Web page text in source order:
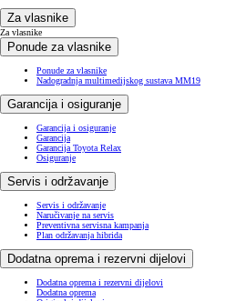
Za vlasnike
Za vlasnike
Ponude za vlasnike
Ponude za vlasnike
Nadogradnja multimedijskog sustava MM19
Garancija i osiguranje
Garancija i osiguranje
Garancija
Garancija Toyota Relax
Osiguranje
Servis i održavanje
Servis i održavanje
Naručivanje na servis
Preventivna servisna kampanja
Plan održavanja hibrida
Dodatna oprema i rezervni dijelovi
Dodatna oprema i rezervni dijelovi
Dodatna oprema